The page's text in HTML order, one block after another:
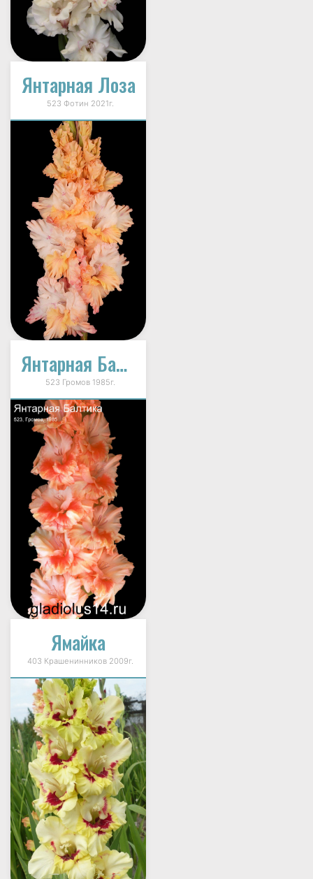
Янтарная Лоза
523 Фотин 2021г.
Янтарная Балтика
523 Громов 1985г.
Ямайка
403 Крашенинников 2009г.